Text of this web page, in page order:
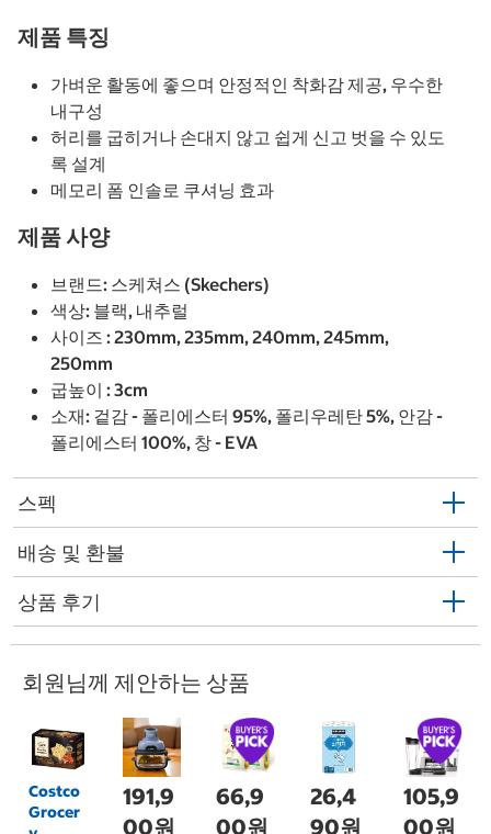
제품 특징
가벼운 활동에 좋으며 안정적인 착화감 제공, 우수한
내구성
허리를 굽히거나 손대지 않고 쉽게 신고 벗을 수 있도
록 설계
메모리 폼 인솔로 쿠셔닝 효과
제품 사양
브랜드: 스케쳐스 (Skechers)
색상: 블랙, 내추럴
사이즈 : 230mm, 235mm, 240mm, 245mm,
250mm
굽높이 : 3cm
소재: 겉감 - 폴리에스터 95%, 폴리우레탄 5%, 안감 -
폴리에스터 100%, 창 - EVA
스펙
배송 및 환불
상품 후기
회원님께 제안하는 상품
Costco
Grocer
191,9
00원
66,9
00원
26,4
90원
105,9
00원